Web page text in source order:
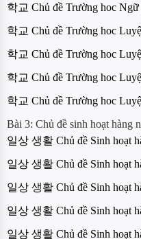
학교 Chủ đề Trường hoc Ngữ
학교 Chủ đề Trường hoc
학교 Chủ đề Trường hoc
학교 Chủ đề Trường hoc
학교 Chủ đề Trường hoc
Bài 3: Chủ đề sinh hoạt hàng
일상 생활 Chủ đề Sinh hoạt
일상 생활 Chủ đề Sinh hoạt
일상 생활 Chủ đề Sinh hoạt
일상 생활 Chủ đề Sinh hoạt
일상 생활 Chủ đề Sinh hoạt